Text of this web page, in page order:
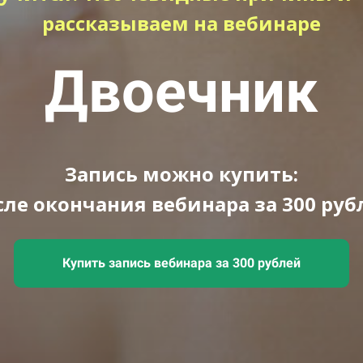
рассказываем на вебинаре
Двоечник
Запись можно купить:
окончания вебинара за 300
Купить запись вебинара за 300 рублей